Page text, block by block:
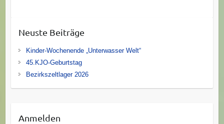
Neuste Beiträge
Kinder-Wochenende „Unterwasser Welt“
45.KJO-Geburtstag
Bezirkszeltlager 2026
Anmelden